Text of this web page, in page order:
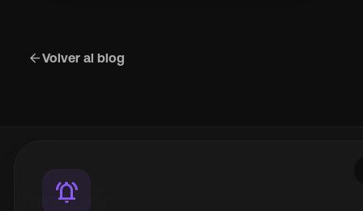
arrow_backVolver al blog
notifications_active